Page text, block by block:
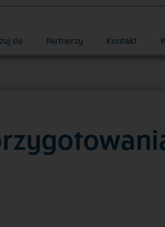
się Partnerzy Kontakt